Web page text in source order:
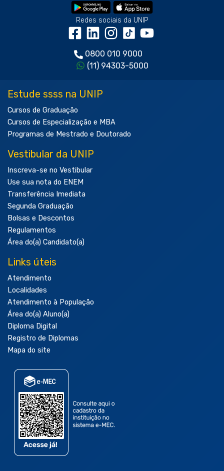
Redes sociais da UNIP
0800 010 9000
(11) 94303-5000
Estude ssss na UNIP
Cursos de Graduação
Cursos de Especialização e MBA
Programas de Mestrado e Doutorado
Vestibular da UNIP
Inscreva-se no Vestibular
Use sua nota do ENEM
Transferência Imediata
Segunda Graduação
Bolsas e Descontos
Regulamentos
Área do(a) Candidato(a)
Links úteis
Atendimento
Localidades
Atendimento à População
Área do(a) Aluno(a)
Diploma Digital
Registro de Diplomas
Mapa do site